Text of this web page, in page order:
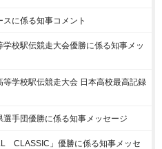
に係る知事コメント
校駅伝競走大会優勝に係る知事メッ
学校駅伝競走大会 日本高校最高記録
手団優勝に係る知事メッセージ
CLASSIC」優勝に係る知事メッセ